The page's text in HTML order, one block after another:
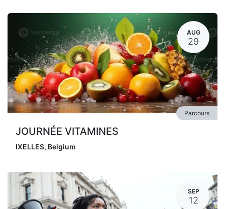
AUG
29
JOURNÉE VITAMINES
Parcours
IXELLES, Belgium
SEP
12